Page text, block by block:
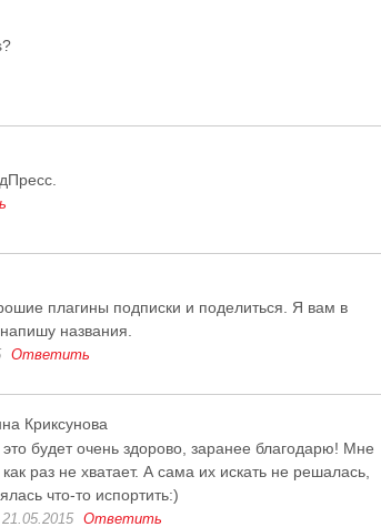
плагины подписки и поделиться. Я вам в
названия.
Ответить
Криксунова
будет очень здорово, заранее благодарю! Мне
как раз не хватает. А сама их искать не решалась,
что-то испортить:)
Ответить